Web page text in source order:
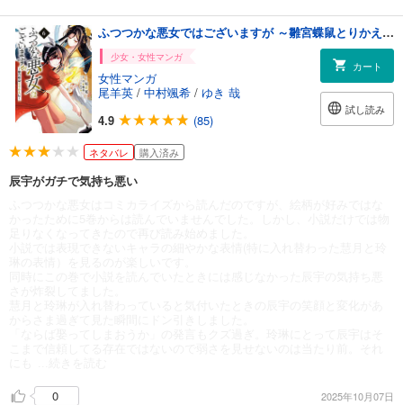
ふつつかな悪女ではございますが ～雛宮蝶鼠とりかえ伝～: 6【電子限定描き下ろしマンガ付き】
少女・女性マンガ
女性マンガ
尾羊英 / 中村颯希 / ゆき 哉
4.9
(85)
カート
試し読み
ネタバレ 購入済み
辰宇がガチで気持ち悪い
0 2025年10月07日